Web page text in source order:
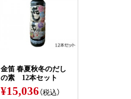
金笛 春夏秋冬のだし
の素 12本セット
¥15,036（税込）